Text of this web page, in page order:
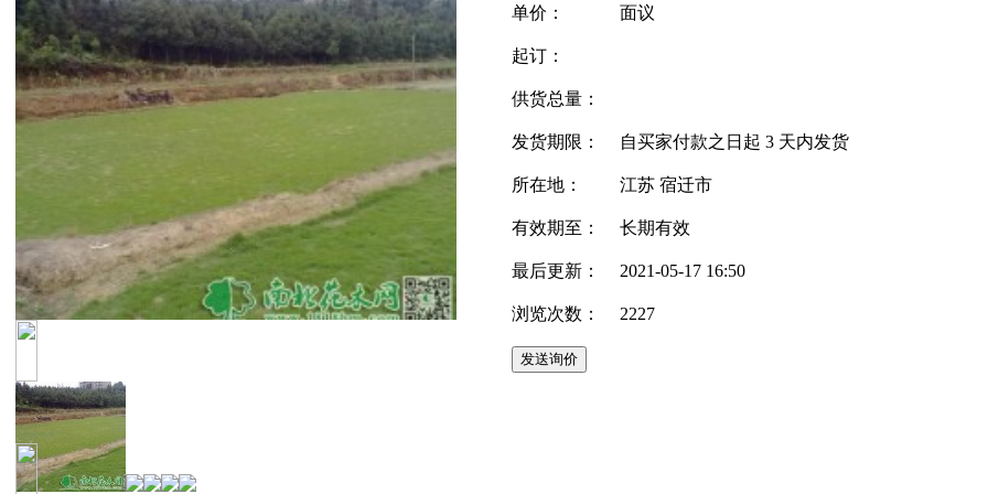
单价： 面议
起订：
供货总量：
发货期限： 自买家付款之日起 3 天内发货
所在地： 江苏 宿迁市
有效期至： 长期有效
最后更新： 2021-05-17 16:50
浏览次数： 2227